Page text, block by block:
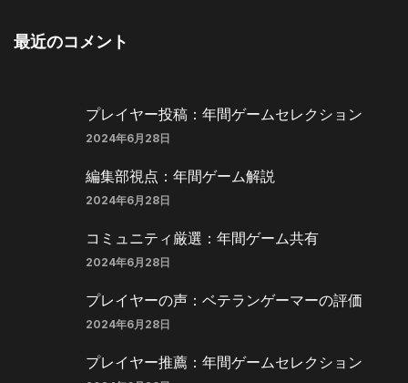
最近のコメント
プレイヤー投稿：年間ゲームセレクション
2024年6月28日
編集部視点：年間ゲーム解説
2024年6月28日
コミュニティ厳選：年間ゲーム共有
2024年6月28日
プレイヤーの声：ベテランゲーマーの評価
2024年6月28日
プレイヤー推薦：年間ゲームセレクション